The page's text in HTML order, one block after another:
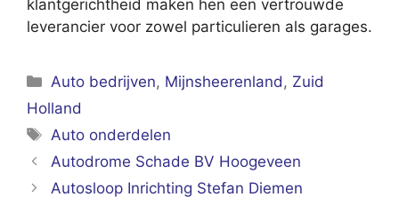
klantgerichtheid maken hen een vertrouwde
leverancier voor zowel particulieren als garages.
Categorieën
Auto bedrijven, Mijnsheerenland, Zuid
Holland
Tags
Auto onderdelen
Autodrome Schade BV Hoogeveen
Autosloop Inrichting Stefan Diemen